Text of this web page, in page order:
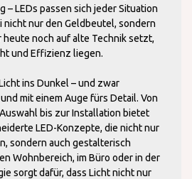
– LEDs passen sich jeder Situation
nicht nur den Geldbeutel, sondern
heute noch auf alte Technik setzt,
und Effizienz liegen.
ins Dunkel – und zwar
mit einem Auge fürs Detail. Von
bis zur Installation bietet
LED-Konzepte, die nicht nur
sondern auch gestalterisch
Wohnbereich, im Büro oder in der
sorgt dafür, dass Licht nicht nur